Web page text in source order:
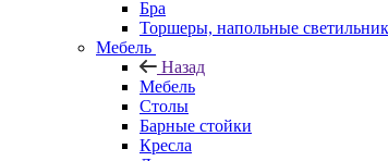
Бра
Торшеры, напольные
Мебель
Назад
Мебель
Столы
Барные стойки
Кресла